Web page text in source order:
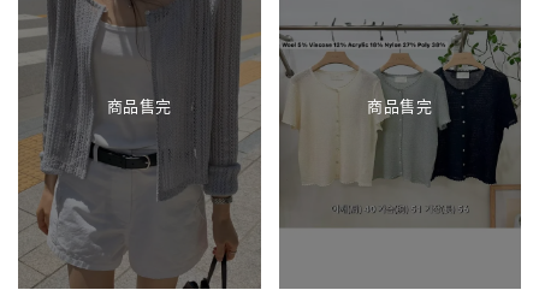
商品售完 商品售完